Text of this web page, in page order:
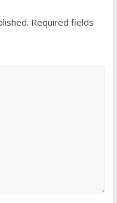
Required fields